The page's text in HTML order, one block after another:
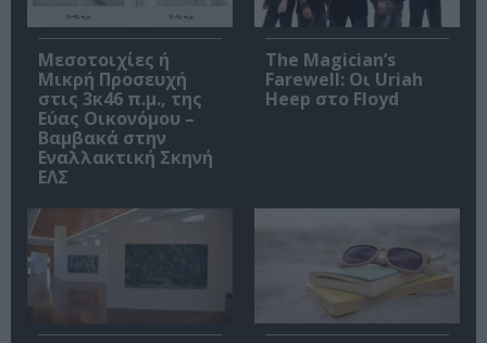
Μεσοτοιχίες ή
Μικρή Προσευχή
στις 3κ46 π.μ., της
Εύας Οικονόμου –
Βαμβακά στην
Εναλλακτική Σκηνή
ΕΛΣ
The Magician’s
Farewell: Οι Uriah
Heep στο Floyd